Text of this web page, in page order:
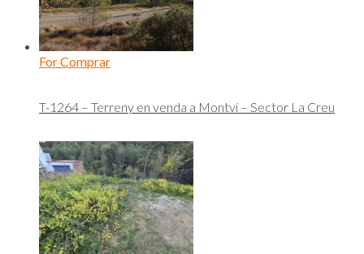
For Comprar
T-1264 – Terreny en venda a Montví – Sector La Creu